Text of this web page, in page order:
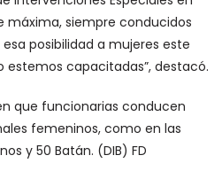
máxima, siempre conducidos
posibilidad a mujeres este
estemos capacitadas”, destacó.
que funcionarias conducen
femeninos, como en las
y 50 Batán. (DIB) FD